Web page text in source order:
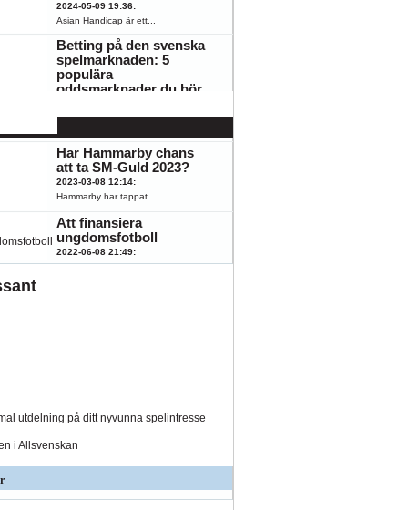
2024-05-09 19:36:
Asian Handicap är ett...
Betting på den svenska
spelmarknaden: 5
populära
oddsmarknader du bör
2023-08-07 15:43:
Hästar, fotboll,...
Har Hammarby chans
att ta SM-Guld 2023?
2023-03-08 12:14:
Hammarby har tappat...
Att finansiera
ungdomsfotboll
2022-06-08 21:49:
Fotboll engagerar...
utdelning på ditt nyvunna spelintresse
i Allsvenskan